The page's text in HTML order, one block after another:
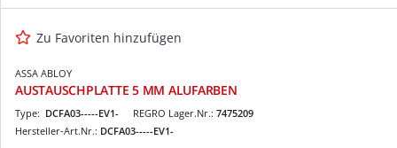
Zu Favoriten hinzufügen
ASSA ABLOY
AUSTAUSCHPLATTE 5 MM ALUFARBEN
REGRO Lager.Nr.: 7475209
Type: DCFA03-----EV1-
Hersteller-Art.Nr.: DCFA03-----EV1-